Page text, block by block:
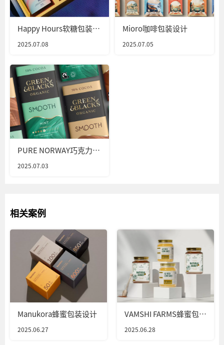
Happy Hours软糖包装设
2025.07.08
Mioro咖啡包装设计
2025.07.05
PURE NORWAY巧克力包
2025.07.03
相关案例
Manukora蜂蜜包装设计
2025.06.27
VAMSHI FARMS蜂蜜包装
2025.06.28